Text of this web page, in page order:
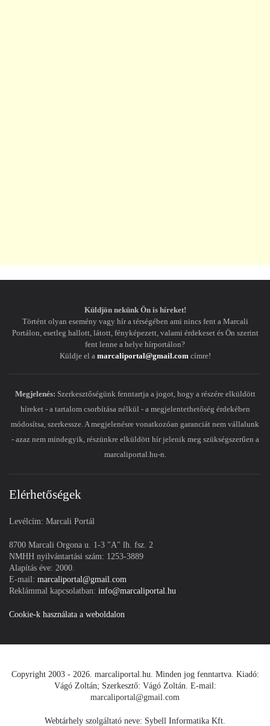
Küldjön nekünk Ön is híreket!
Történt olyan esemény vagy hír a térségében ami nincs fent a Marcali
Portálon, esetleg hallott, látott, fényképezett, valami érdekeset és Ön szerint
fent lenne a helye hírportálon?
Küldje el a marcaliportal@gmail.com címre!
Megjelenés: Szerkesztőségünk fenntartja a jogot, hogy a részére elküldött
híreket - a tartalom csorbítása nélkül - a megjelentethetőség érdekében
módosítsa, szerkessze. A megjelenésre vonatkozóan garanciát nem vállalunk
- azaz nem mindegyik, részünkre elküldött hír jelenik meg szükségszerűen a
marcaliportal.hu-n.
Elérhetőségek
Levélcím: Marcali Portál
8700 Marcali Orgona u. 1-3 "A" lh. fsz. 2
NMHH nyilvántartási szám: 1253-3889
Alapítás éve: 2000.
E-mail: marcaliportal@gmail.com
Reklámmal kapcsolatban: info@marcaliportal.hu
Cookie-k használata a weboldalon
Copyright 2003 - 2026. marcaliportal.hu. Minden jog fenntartva. Kiadó:
Vágó Zoltán; Szerkesztő: Vágó Zoltán. E-mail:
marcaliportal@gmail.com
Webtárhely szolgáltató neve: Sybell Informatika Kft.